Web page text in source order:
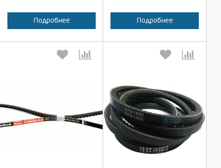
Подробнее Подробнее
Выберите количество: Выберите количество: